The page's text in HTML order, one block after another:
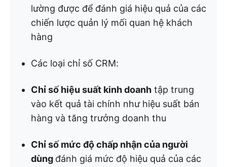
lường được để đánh giá hiệu quả của các
chiến lược quản lý mối quan hệ khách
hàng
Các loại chỉ số CRM:
Chỉ số hiệu suất kinh doanh tập trung
vào kết quả tài chính như hiệu suất bán
hàng và tăng trưởng doanh thu
Chỉ số mức độ chấp nhận của người
dùng đánh giá mức độ hiệu quả của các